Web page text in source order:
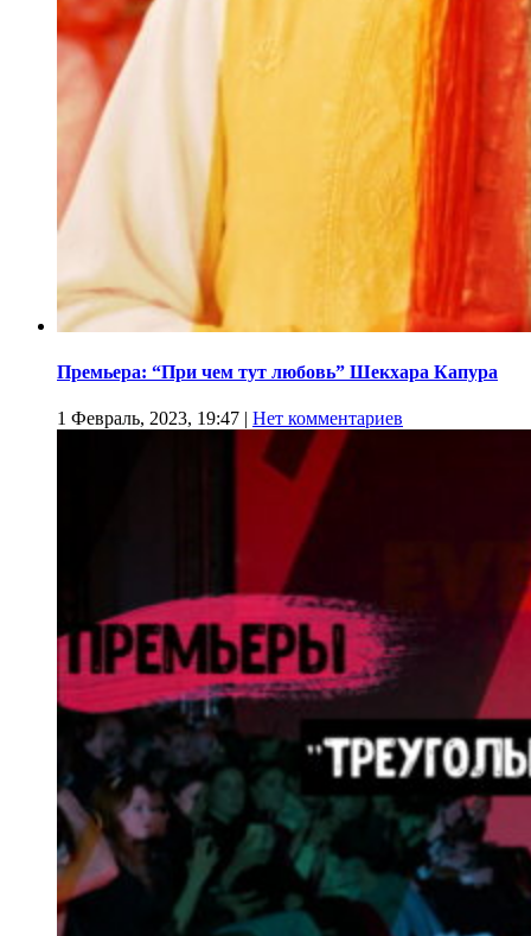
Премьера: “При чем тут любовь” Шекхара Капура
1 Февраль, 2023, 19:47 | Нет комментариев